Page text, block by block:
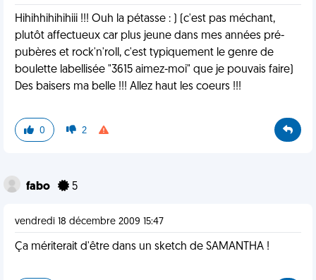
Hihihhihihihiii !!! Ouh la pétasse : ) (c'est pas méchant,
plutôt affectueux car plus jeune dans mes années pré-
pubères et rock'n'roll, c'est typiquement le genre de
boulette labellisée "3615 aimez-moi" que je pouvais faire)
Des baisers ma belle !!! Allez haut les coeurs !!!
0 2
fabo 5
vendredi 18 décembre 2009 15:47
Ça mériterait d'être dans un sketch de SAMANTHA !